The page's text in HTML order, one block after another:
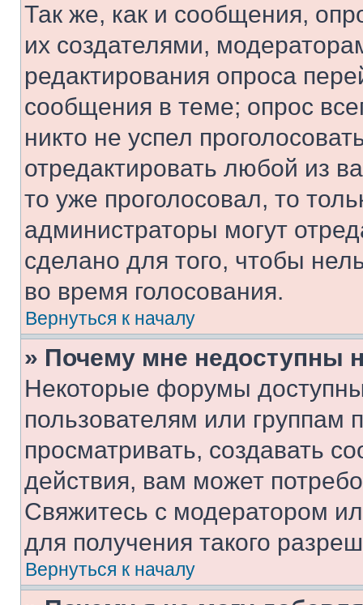
Так же, как и сообщения,
их создателями,
редактирования опроса
сообщения в теме; опрос
никто не успел
отредактировать любой из
то уже проголосовал, то
администраторы могут
сделано для того, чтобы
во время голосования.
Вернуться к началу
» Почему мне недоступны
Некоторые форумы
пользователям или группам
просматривать, создавать
действия, вам может
Свяжитесь с модератором
для получения такого
Вернуться к началу